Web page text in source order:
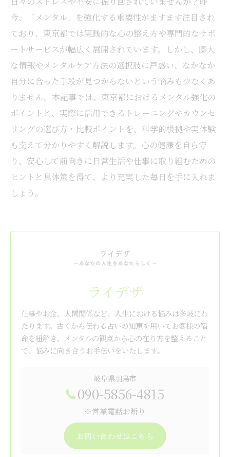
今、「メンタル」を強化する重要性がますます注目され
ており、東京都では実践的な心の整え方や専門的なサポ
ートサービスが幅広く展開されています。しかし、膨大
な情報やメンタルケア方法の選択肢に戸惑い、なかなか
自分に合った手段が見つからないという悩みも少なくあ
りません。本記事では、東京都におけるメンタル強化の
ポイントと、実際に活用できるトレーニングやカウンセ
リングの選び方・比較ポイントを、科学的根拠や実体験
も交えて分かりやすく解説します。心の健康を自ら守
り、安心して前向きに日常生活や仕事に取り組むための
ヒントと具体策を得て、より充実した毎日を手に入れま
しょう。
ライデザ
仕事やお金、人間関係など、人生における悩みは多岐にわ
たります。古くから伝わる占いの知恵を用いてお客様の宿
命を紐解き、メンタルの観点から心の在り方を整えること
で、悩みに向き合うお手伝いをいたします。
岐阜県羽島市
090-5856-4815
※営業電話お断り
お問い合わせはこちら